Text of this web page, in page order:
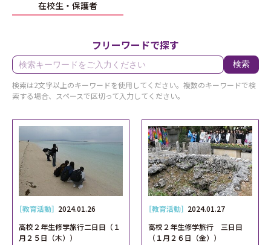
在校生・保護者
フリーワードで探す
検索
検索は2文字以上のキーワードを使用してください。複数のキーワードで検
索する場合、スペースで区切って入力してください。
［教育活動］ 2024.01.26
高校２年生修学旅行二日目（１
月２５日（木））
［教育活動］ 2024.01.27
高校２年生修学旅行 三日目
（１月２６日（金））